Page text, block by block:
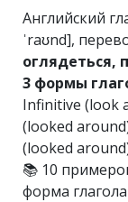
Английский
ˈraʊnd],
оглядеться,
3 формы
Infinitive (look
(looked
(looked
📚 10
форма